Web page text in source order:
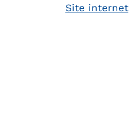
Site internet